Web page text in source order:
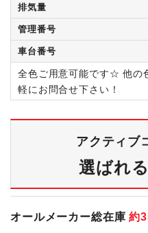
排気量
管理番号
車台番号
全色ご用意可能です☆ 他の
軽にお問合せ下さい！
アクティブ
選ばれる
オールメーカー総在庫約